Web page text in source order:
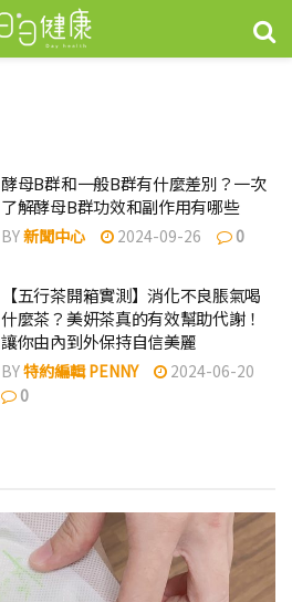
酵母B群和一般B群有什麼差別？一次
了解酵母B群功效和副作用有哪些
BY新聞中心 2024-09-26 0
【五行茶開箱實測】消化不良脹氣喝
什麼茶？美妍茶真的有效幫助代謝！
讓你由內到外保持自信美麗
BY特約編輯 PENNY
2024-06-20
0